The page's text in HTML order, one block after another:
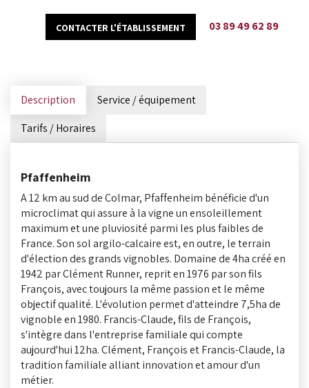
CONTACTER L'ÉTABLISSEMENT 03 89 49 62 89
Description
Service / équipement
Tarifs / Horaires
Pfaffenheim
A 12 km au sud de Colmar, Pfaffenheim bénéficie d'un
microclimat qui assure à la vigne un ensoleillement
maximum et une pluviosité parmi les plus faibles de
France. Son sol argilo-calcaire est, en outre, le terrain
d'élection des grands vignobles. Domaine de 4ha créé en
1942 par Clément Runner, reprit en 1976 par son fils
François, avec toujours la même passion et le même
objectif qualité. L'évolution permet d'atteindre 7,5ha de
vignoble en 1980. Francis-Claude, fils de François,
s'intègre dans l'entreprise familiale qui compte
aujourd'hui 12ha. Clément, François et Francis-Claude, la
tradition familiale alliant innovation et amour d'un
métier.